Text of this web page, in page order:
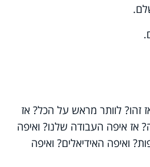
זהו? לוותר מראש על הכל? אז
אז איפה העבודה שלנו? ואיפה
ואיפה האידיאלים? ואיפה